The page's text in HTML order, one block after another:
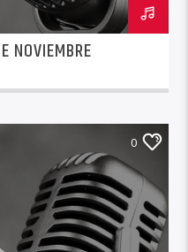
NOVIEMBRE
0